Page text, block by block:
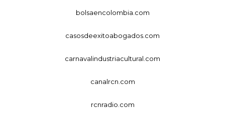
bolsaencolombia.com
casosdeexitoabogados.com
carnavalindustriacultural.com
canalrcn.com
rcnradio.com